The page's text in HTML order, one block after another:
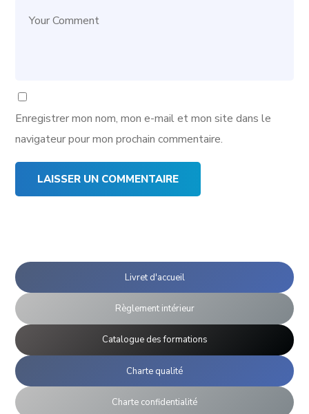
Enregistrer mon nom, mon e-mail et mon site dans le
navigateur pour mon prochain commentaire.
Livret d'accueil
Règlement intérieur
Catalogue des formations
Charte qualité
Charte confidentialité